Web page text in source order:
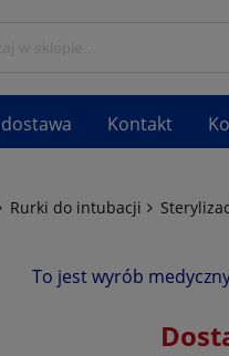
Kontakt
Rurki do intubacji
To jest wyrób